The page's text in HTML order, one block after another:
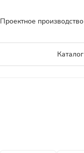
Проектное производство
Каталог